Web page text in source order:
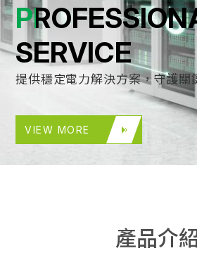
SERVICE
提供穩定電力解決方案，守護關
VIEW MORE
產品介